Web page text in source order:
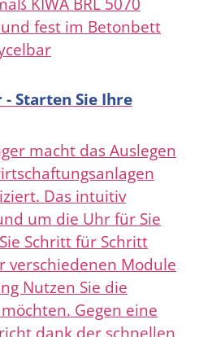
fest im Betonbett
Starten Sie Ihre
macht das Auslegen
Das intuitiv
um die Uhr für Sie
Schritt für Schritt
verschiedenen Module
Nutzen Sie die
Gegen eine